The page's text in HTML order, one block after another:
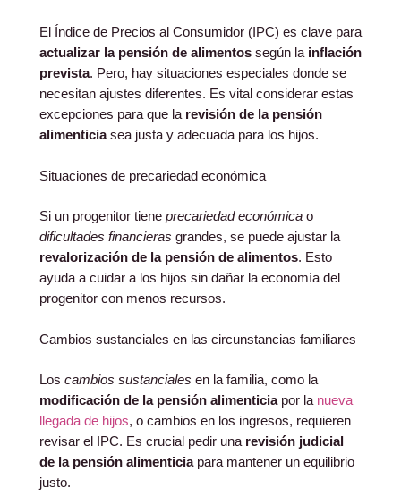
El Índice de Precios al Consumidor (IPC) es clave para
actualizar la pensión de alimentos según la inflación
prevista. Pero, hay situaciones especiales donde se
necesitan ajustes diferentes. Es vital considerar estas
excepciones para que la revisión de la pensión
alimenticiasea justa y adecuada para los hijos.
Situaciones de precariedad económica
Si un progenitor tiene precariedad económica o
dificultades financieras grandes, se puede ajustar la
revalorización de la pensión de alimentos. Esto
ayuda a cuidar a los hijos sin dañar la economía del
progenitor con menos recursos.
Cambios sustanciales en las circunstancias familiares
Los cambios sustanciales en la familia, como la
modificación de la pensión alimenticiapor la nueva
llegada de hijos, o cambios en los ingresos, requieren
revisar el IPC. Es crucial pedir una revisión judicial
de la pensión alimenticiapara mantener un equilibrio
justo.